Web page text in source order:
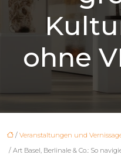
ohne
/ Veranstaltungen und
/ Art Basel, Berlinale & Co.: So